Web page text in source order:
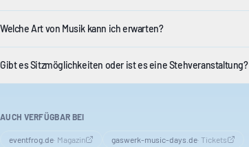
Welche Art von Musik kann ich erwarten?
Gibt es Sitzmöglichkeiten oder ist es eine Stehveranstaltung?
AUCH VERFÜGBAR BEI
eventfrog.de· Magazin gaswerk-music-days.de· Tickets